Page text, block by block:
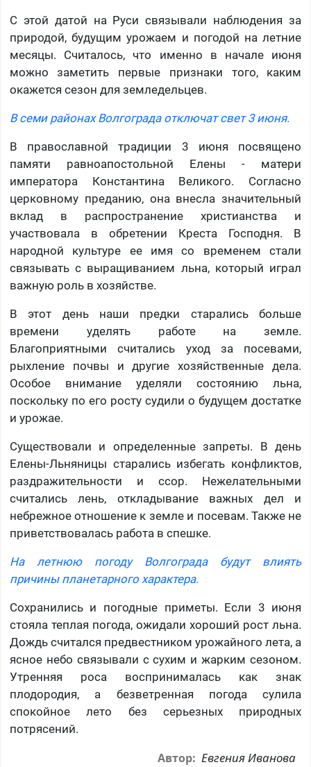
С этой датой на Руси связывали наблюдения за
природой, будущим урожаем и погодой на летние
месяцы. Считалось, что именно в начале июня
можно заметить первые признаки того, каким
окажется сезон для земледельцев.
В семи районах Волгограда отключат свет 3 июня.
В православной традиции 3 июня посвящено
памяти равноапостольной Елены - матери
императора Константина Великого. Согласно
церковному преданию, она внесла значительный
вклад в распространение христианства и
участвовала в обретении Креста Господня. В
народной культуре ее имя со временем стали
связывать с выращиванием льна, который играл
важную роль в хозяйстве.
В этот день наши предки старались больше
времени уделять работе на земле.
Благоприятными считались уход за посевами,
рыхление почвы и другие хозяйственные дела.
Особое внимание уделяли состоянию льна,
поскольку по его росту судили о будущем достатке
и урожае.
Существовали и определенные запреты. В день
Елены-Льняницы старались избегать конфликтов,
раздражительности и ссор. Нежелательными
считались лень, откладывание важных дел и
небрежное отношение к земле и посевам. Также не
приветствовалась работа в спешке.
На летнюю погоду Волгограда будут влиять
причины планетарного характера.
Сохранились и погодные приметы. Если 3 июня
стояла теплая погода, ожидали хороший рост льна.
Дождь считался предвестником урожайного лета, а
ясное небо связывали с сухим и жарким сезоном.
Утренняя роса воспринималась как знак
плодородия, а безветренная погода сулила
спокойное лето без серьезных природных
потрясений.
Автор: Евгения Иванова